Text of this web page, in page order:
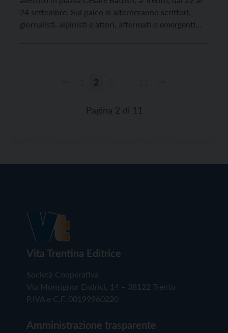
24 settembre. Sul palco si alterneranno scrittori,
giornalisti, alpinisti e attori, affermati o emergenti
articoli
2
Pagina 2 di 11
Vita Trentina Editrice
Società Cooperativa
Via Monsignor Endrici, 14 – 38122 Trento
P.IVA e C.F. 00199960220
Amministrazione trasparente